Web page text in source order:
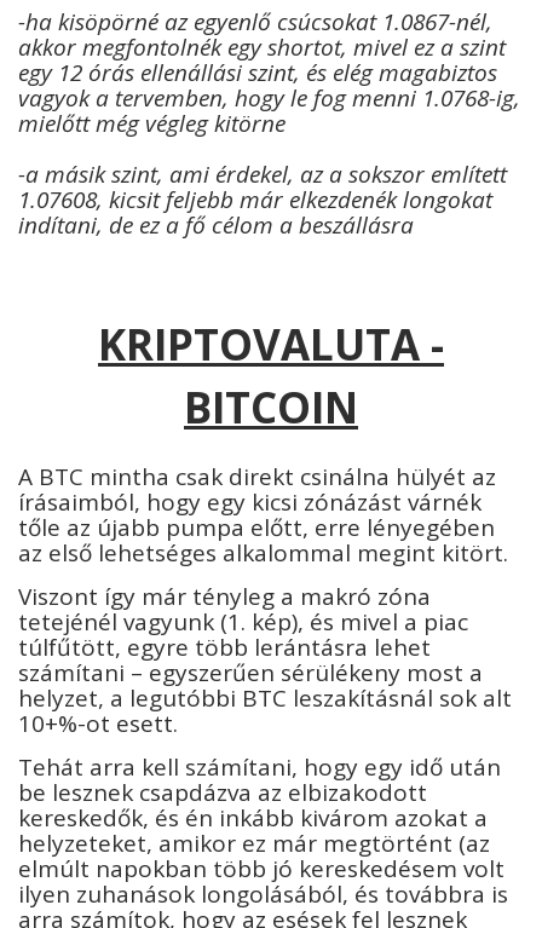
-ha kisöpörné az egyenlő csúcsokat 1.0867-nél,
akkor megfontolnék egy shortot, mivel ez a szint
egy 12 órás ellenállási szint, és elég magabiztos
vagyok a tervemben, hogy le fog menni 1.0768-ig,
mielőtt még végleg kitörne
-a másik szint, ami érdekel, az a sokszor említett
1.07608, kicsit feljebb már elkezdenék longokat
indítani, de ez a fő célom a beszállásra
KRIPTOVALUTA -
BITCOIN
A BTC mintha csak direkt csinálna hülyét az
írásaimból, hogy egy kicsi zónázást várnék
tőle az újabb pumpa előtt, erre lényegében
az első lehetséges alkalommal megint kitört.
Viszont így már tényleg a makró zóna
tetejénél vagyunk (1. kép), és mivel a piac
túlfűtött, egyre több lerántásra lehet
számítani – egyszerűen sérülékeny most a
helyzet, a legutóbbi BTC leszakításnál sok alt
10+%-ot esett.
Tehát arra kell számítani, hogy egy idő után
be lesznek csapdázva az elbizakodott
kereskedők, és én inkább kivárom azokat a
helyzeteket, amikor ez már megtörtént (az
elmúlt napokban több jó kereskedésem volt
ilyen zuhanások longolásából, és továbbra is
arra számítok, hogy az esések fel lesznek